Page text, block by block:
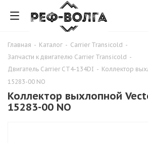
Главная - Каталог - Carrier Transicold -
Запчасти к двигателю Carrier Transicold -
Двигатель Carrier CT4-134DI - Коллектор
15283-00 NO
Коллектор выхлопной
15283-00 NO